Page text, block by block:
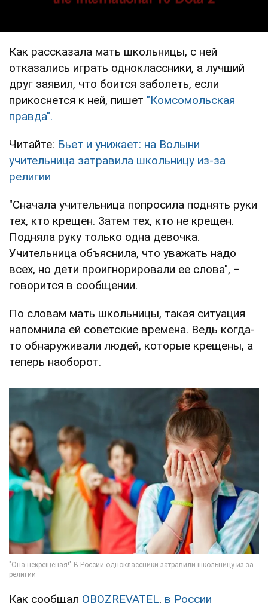
Как рассказала мать школьницы, с ней
отказались играть одноклассники, а лучший
друг заявил, что боится заболеть, если
прикоснется к ней, пишет "Комсомольская
правда".
Читайте: Бьет и унижает: на Волыни
учительница затравила школьницу из-за
религии
"Сначала учительница попросила поднять руки
тех, кто крещен. Затем тех, кто не крещен.
Подняла руку только одна девочка.
Учительница объяснила, что уважать надо
всех, но дети проигнорировали ее слова", –
говорится в сообщении.
По словам мать школьницы, такая ситуация
напомнила ей советские времена. Ведь когда-
то обнаруживали людей, которые крещены, а
теперь наоборот.
Как сообщал OBOZREVATEL, в России